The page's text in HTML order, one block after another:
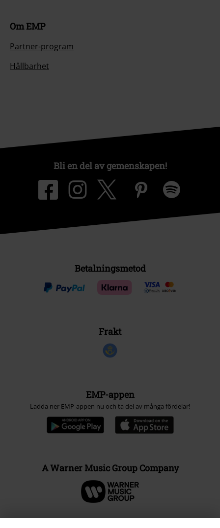
Om EMP
Partner-program
Hållbarhet
Bli en del av gemenskapen!
Betalningsmetod
Frakt
EMP-appen
Ladda ner EMP-appen nu och ta del av många fördelar!
A Warner Music Group Company